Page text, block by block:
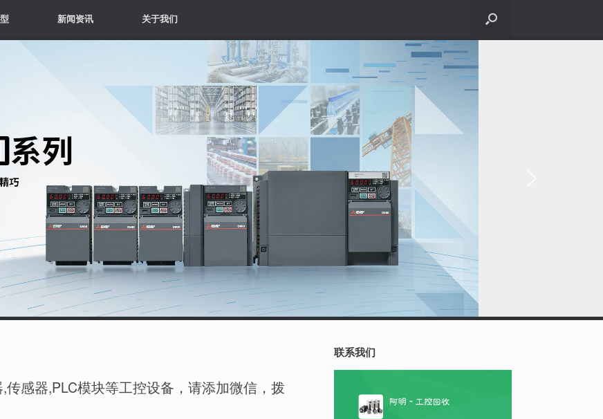
新闻资讯 关于我们
感器,PLC模块等工控设备，请添加微信，拨
联系我们